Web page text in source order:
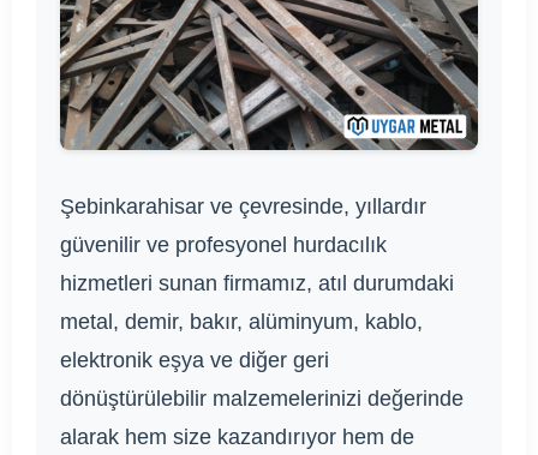
Şebinkarahisar ve çevresinde, yıllardır
güvenilir ve profesyonel hurdacılık
hizmetleri sunan firmamız, atıl durumdaki
metal, demir, bakır, alüminyum, kablo,
elektronik eşya ve diğer geri
dönüştürülebilir malzemelerinizi değerinde
alarak hem size kazandırıyor hem de